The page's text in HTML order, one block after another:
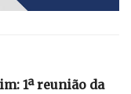
1ª reunião da